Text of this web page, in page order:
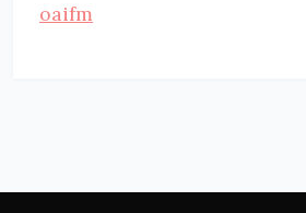
oaifm